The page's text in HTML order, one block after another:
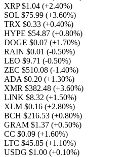
XRP $1.04 (+2.40%)
SOL $75.99 (+3.60%)
TRX $0.33 (+0.40%)
HYPE $54.87 (+0.80%)
DOGE $0.07 (+1.70%)
RAIN $0.01 (-0.50%)
LEO $9.71 (-0.50%)
ZEC $510.08 (-1.40%)
ADA $0.20 (+1.30%)
XMR $382.48 (+3.60%)
LINK $8.32 (+1.50%)
XLM $0.16 (+2.80%)
BCH $216.53 (+0.80%)
GRAM $1.37 (+0.50%)
CC $0.09 (+1.60%)
LTC $45.85 (+1.10%)
USDG $1.00 (+0.10%)